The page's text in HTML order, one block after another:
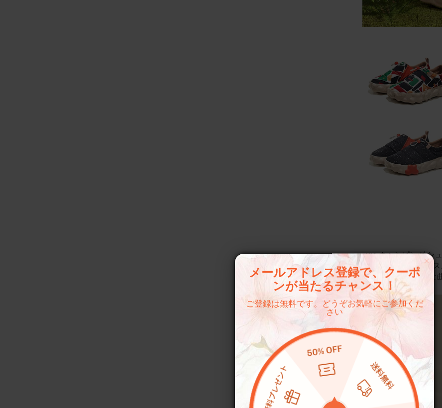
uin キャンピング シ
インはシュルレアリ
メールアドレス登録で、クーポ
ンが当たるチャンス！
ご登録は無料です。どうぞお気軽にご参加くだ
さい